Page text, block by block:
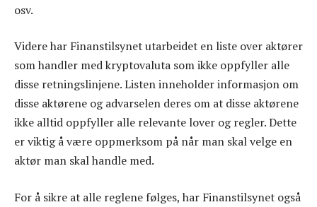
osv.
Videre har Finanstilsynet utarbeidet en liste over aktører
som handler med kryptovaluta som ikke oppfyller alle
disse retningslinjene. Listen inneholder informasjon om
disse aktørene og advarselen deres om at disse aktørene
ikke alltid oppfyller alle relevante lover og regler. Dette
er viktig å være oppmerksom på når man skal velge en
aktør man skal handle med.
For å sikre at alle reglene følges, har Finanstilsynet også